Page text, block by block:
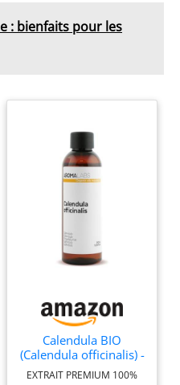
: bienfaits pour les
Calendula BIO
(Calendula officinalis) -
100 mL - Macérat
EXTRAIT PREMIUM 100%